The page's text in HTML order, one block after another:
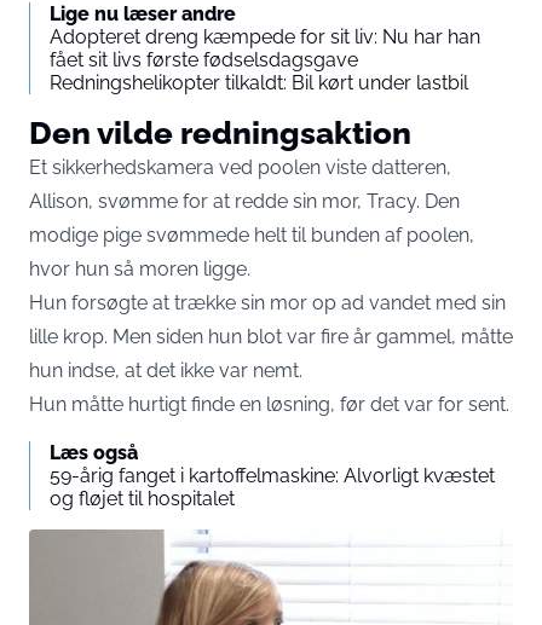
Lige nu læser andre
Adopteret dreng kæmpede for sit liv: Nu har han
fået sit livs første fødselsdagsgave
Redningshelikopter tilkaldt: Bil kørt under lastbil
Den vilde redningsaktion
Et sikkerhedskamera ved poolen viste datteren,
Allison, svømme for at redde sin mor, Tracy. Den
modige pige svømmede helt til bunden af poolen,
hvor hun så moren ligge.
Hun forsøgte at trække sin mor op ad vandet med sin
lille krop. Men siden hun blot var fire år gammel, måtte
hun indse, at det ikke var nemt.
Hun måtte hurtigt finde en løsning, før det var for sent.
Læs også
59-årig fanget i kartoffelmaskine: Alvorligt kvæstet
og fløjet til hospitalet